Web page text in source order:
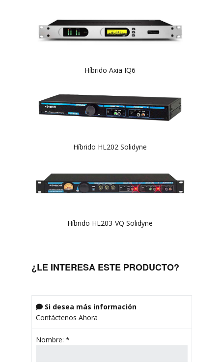
Híbrido Axia IQ6
Híbrido HL202 Solidyne
Híbrido HL203-VQ Solidyne
¿LE INTERESA ESTE PRODUCTO?
 Si desea más información
Contáctenos Ahora
Nombre: *